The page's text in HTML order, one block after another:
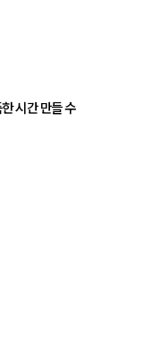
시간 만들 수